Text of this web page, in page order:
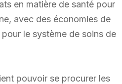
en matière de santé pour
avec des économies de
le système de soins de
pouvoir se procurer les